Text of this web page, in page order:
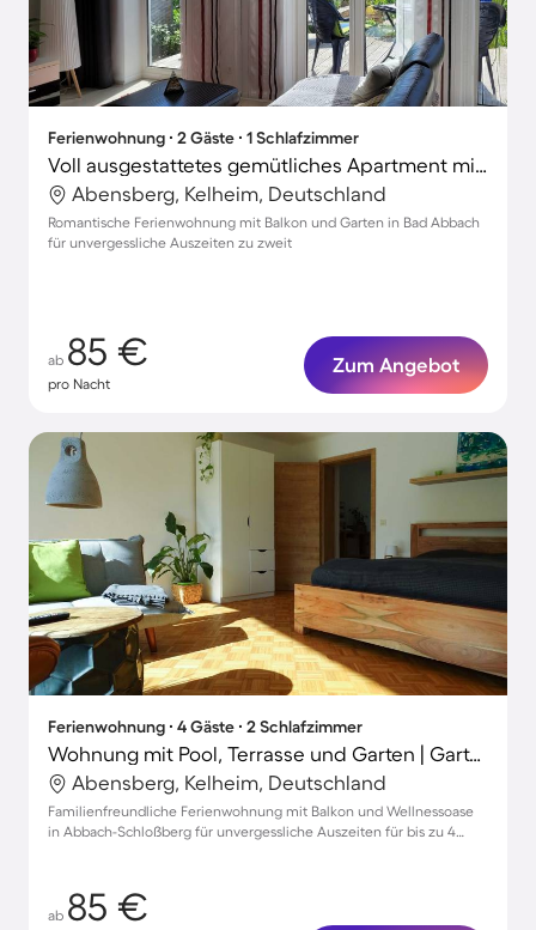
Ferienwohnung ∙ 2 Gäste ∙ 1 Schlafzimmer
Voll ausgestattetes gemütliches Apartment mit Terrasse, Garten und Grill | Gartenblick
Abensberg, Kelheim, Deutschland
Romantische Ferienwohnung mit Balkon und Garten in Bad Abbach
für unvergessliche Auszeiten zu zweit
ab 85 €
pro Nacht
Zum Angebot
Ferienwohnung ∙ 4 Gäste ∙ 2 Schlafzimmer
Wohnung mit Pool, Terrasse und Garten | Gartenblick
Abensberg, Kelheim, Deutschland
Familienfreundliche Ferienwohnung mit Balkon und Wellnessoase
in Abbach-Schloßberg für unvergessliche Auszeiten für bis zu 4
ab 85 €